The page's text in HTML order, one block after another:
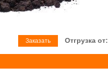
Заказать Отгрузка от: